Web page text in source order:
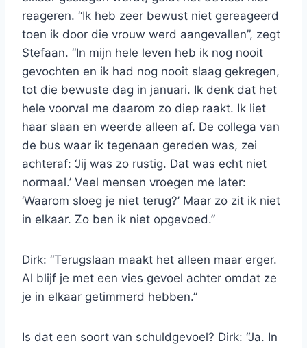
reageren. “Ik heb zeer bewust niet gereageerd
toen ik door die vrouw werd aangevallen”, zegt
Stefaan. “In mijn hele leven heb ik nog nooit
gevochten en ik had nog nooit slaag gekregen,
tot die bewuste dag in januari. Ik denk dat het
hele voorval me daarom zo diep raakt. Ik liet
haar slaan en weerde alleen af. De collega van
de bus waar ik tegenaan gereden was, zei
achteraf: ‘Jij was zo rustig. Dat was echt niet
normaal.’ Veel mensen vroegen me later:
‘Waarom sloeg je niet terug?’ Maar zo zit ik niet
in elkaar. Zo ben ik niet opgevoed.”
Dirk: “Terugslaan maakt het alleen maar erger.
Al blijf je met een vies gevoel achter omdat ze
je in elkaar getimmerd hebben.”
Is dat een soort van schuldgevoel? Dirk: “Ja. In